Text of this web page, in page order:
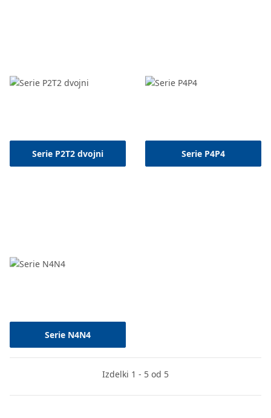
Serie P2T2 dvojni Serie P4P4
Serie N4N4
Izdelki 1 - 5 od 5